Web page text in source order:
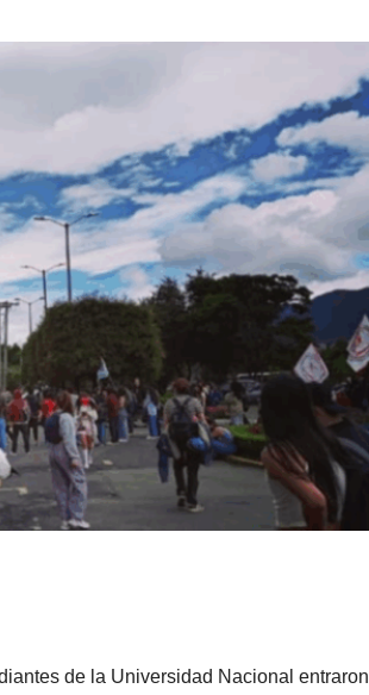
de la Universidad Nacional entraron